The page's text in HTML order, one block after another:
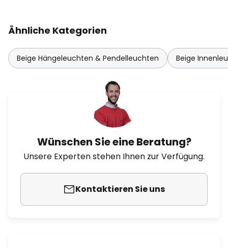
Ähnliche Kategorien
Beige Hängeleuchten & Pendelleuchten Beige
Wünschen Sie eine Beratung?
Unsere Experten stehen Ihnen zur Verfügung.
Kontaktieren Sie uns